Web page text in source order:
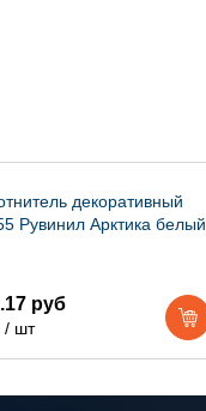
декоративный
Рувинил Арктика белый
руб
/ шт